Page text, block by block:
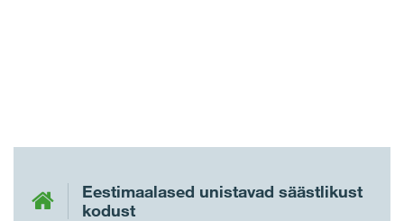
Eestimaalased unistavad säästlikust
kodust